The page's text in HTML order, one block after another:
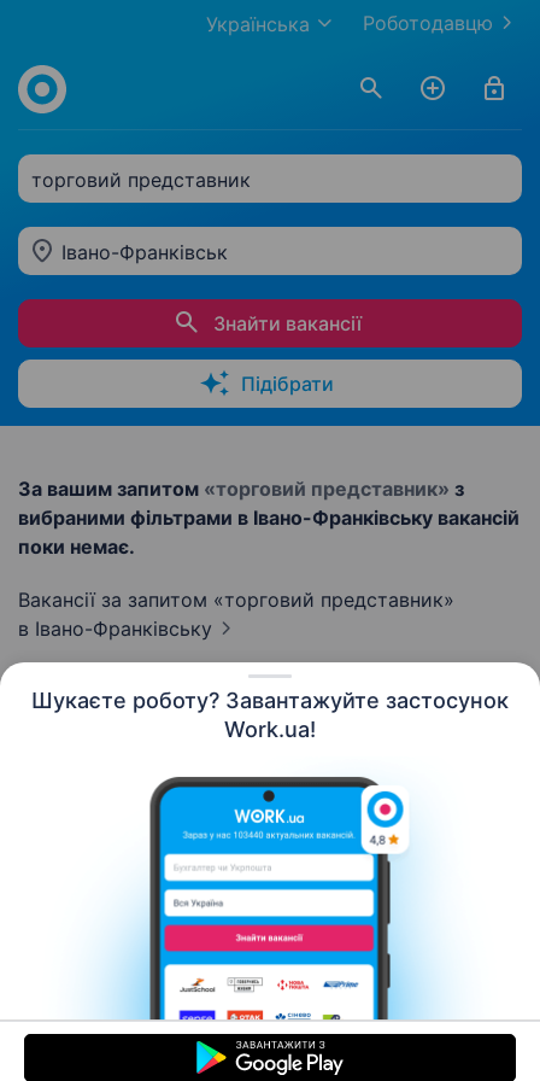
Шукаєте роботу? Завантажуйте застосунок
Work.ua!
Роботодавцю
Українська
торговий представник
Івано-Франківськ
Знайти вакансії
Підібрати
За вашим запитом «торговий представник» з
вибраними фільтрами в Івано-Франківську вакансій
поки немає.
Вакансії за запитом «торговий представник»
в Івано-Франківську
Контакти Про нас
Кар’єра
Допомога Умови використання